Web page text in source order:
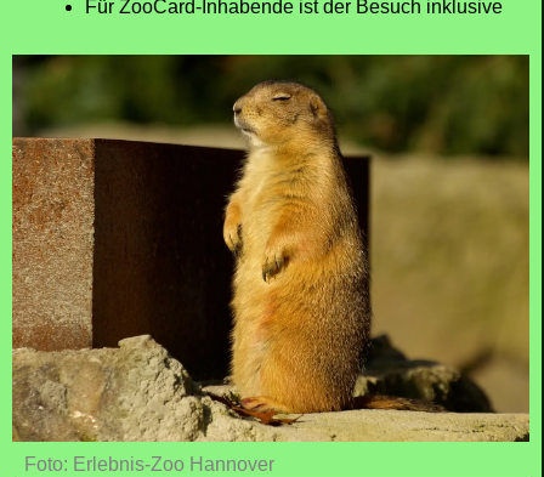
Für ZooCard-Inhabende ist der Besuch inklusive
Foto: Erlebnis-Zoo Hannover